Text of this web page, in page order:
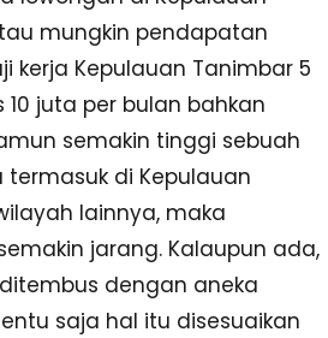
mungkin pendapatan
kerja Kepulauan Tanimbar 5
juta per bulan bahkan
semakin tinggi sebuah
di Kepulauan
lainnya, maka
jarang. Kalaupun ada,
dengan aneka
saja hal itu disesuaikan